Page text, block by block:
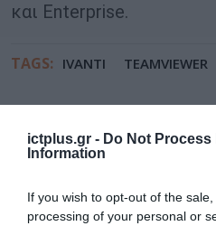
ictplus.gr - Do Not Process
Information
If you wish to opt-out of the
processing of your personal or
και Enterprise.
TAGS: IVANTI TEAMVIEWER